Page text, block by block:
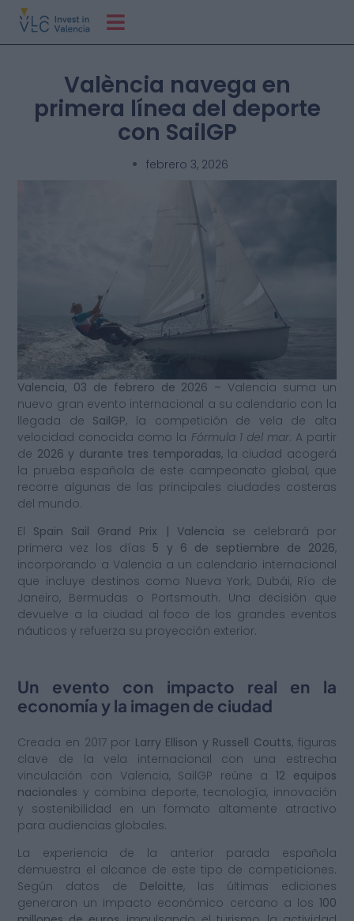
València navega en
primera línea del deporte
con SailGP
febrero 3, 2026
Valencia, 03 de febrero de 2026 – Valencia suma un
nuevo gran evento internacional a su calendario con la
llegada de SailGP, la competición de vela de alta
velocidad conocida como la Fórmula 1 del mar. A partir
de 2026 y durante tres temporadas, la ciudad acogerá
la prueba española de este campeonato global, que
recorre algunas de las principales ciudades costeras
del mundo.
El Spain Sail Grand Prix | Valencia se celebrará por
primera vez los días 5 y 6 de septiembre de 2026,
incorporando a Valencia a un calendario internacional
que incluye destinos como Nueva York, Dubái, Río de
Janeiro, Bermudas o Portsmouth. Una decisión que
devuelve a la ciudad al foco de los grandes eventos
náuticos y refuerza su proyección exterior.
Un evento con impacto real en la
economía y la imagen de ciudad
Creada en 2017 por Larry Ellison y Russell Coutts, figuras
clave de la vela internacional con una estrecha
vinculación con Valencia, SailGP reúne a12 equipos
nacionales y combina deporte, tecnología, innovación
y sostenibilidad en un formato altamente atractivo
para audiencias globales.
La experiencia de la anterior parada española
demuestra el alcance de este tipo de competiciones.
Según datos de Deloitte, las últimas ediciones
generaron un impacto económico cercano a los 100